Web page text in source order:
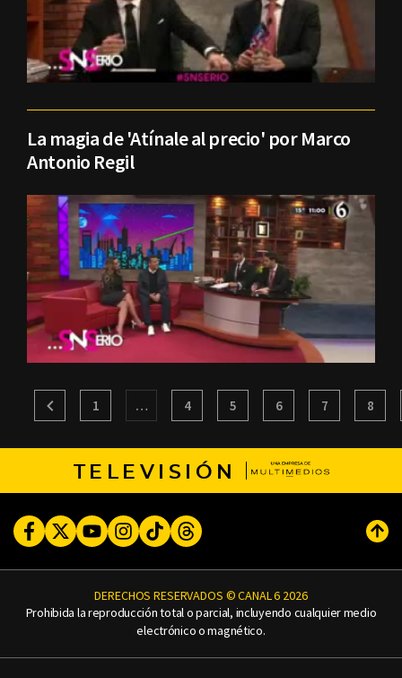
La magia de 'Atínale al precio' por Marco
Antonio Regil
1 … 4 5 6 7 8
TELEVISIÓN
FacebookTwitterYoutubeInstagram
TikTokThreads
DERECHOS RESERVADOS © CANAL 6 2026
Prohibida la reproducción total o parcial, incluyendo cualquier medio
electrónico o magnético.